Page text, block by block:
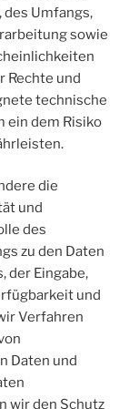
Umfangs,
sowie
Rechte und
technische
ein dem Risiko
die
und
des
zu den Daten
der Eingabe,
und
Verfahren
Daten und
wir den Schutz